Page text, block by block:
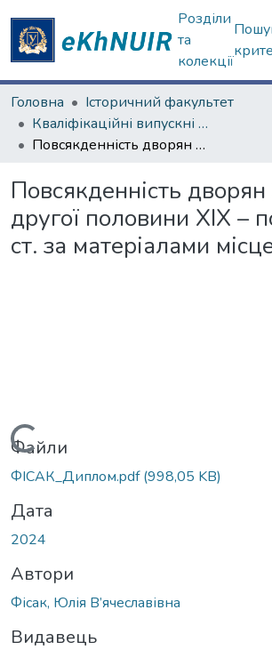
Розділи
та
колекції
Головна
Історичний факультет
Кваліфікаційні випускні роботи магістрів. Історичний факультет
Повсякденність дворян Харкова другої половини XIX – початку XX ст. за матеріалами місцевої преси
Повсякденність
другої половини XIX –
ст. за матеріалами
Вантажиться...
Файли
ФІСАК_Диплом.pdf(998,05 KB)
Дата
2024
Автори
Фісак, Юлія В’ячеславівна
Видавець